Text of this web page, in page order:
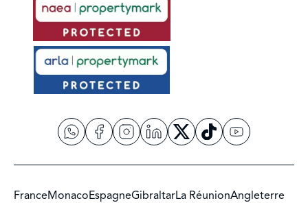
FranceMonacoEspagneGibraltarLa RéunionAngleterre